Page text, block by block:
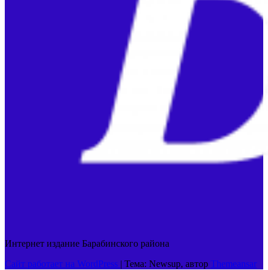
Интернет издание Барабинского района
Сайт работает на WordPress | Тема: Newsup, автор Themeansar